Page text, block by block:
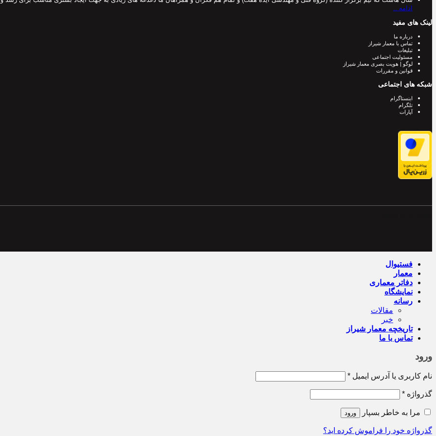
ادامه ..
لینک های مفید
درباره ما
تماس با معمار شیراز
تبلیغات
مسئولیت اجتماعی
لوگو | هویت بصری معمار شیراز
قوانین و مقررات
شبکه های اجتماعی
اینستاگرام
تلگرام
آپارات
فستیوال
معمار
دفاتر معماری
نمایشگاه
رسانه
مقالات
خبر
تاریخچه معمار‌‌ شیراز
تماس با ما
ورود
نام کاربری یا آدرس ایمیل *
گذرواژه *
مرا به خاطر بسپار ورود
گذرواژه خود را فراموش کرده اید؟